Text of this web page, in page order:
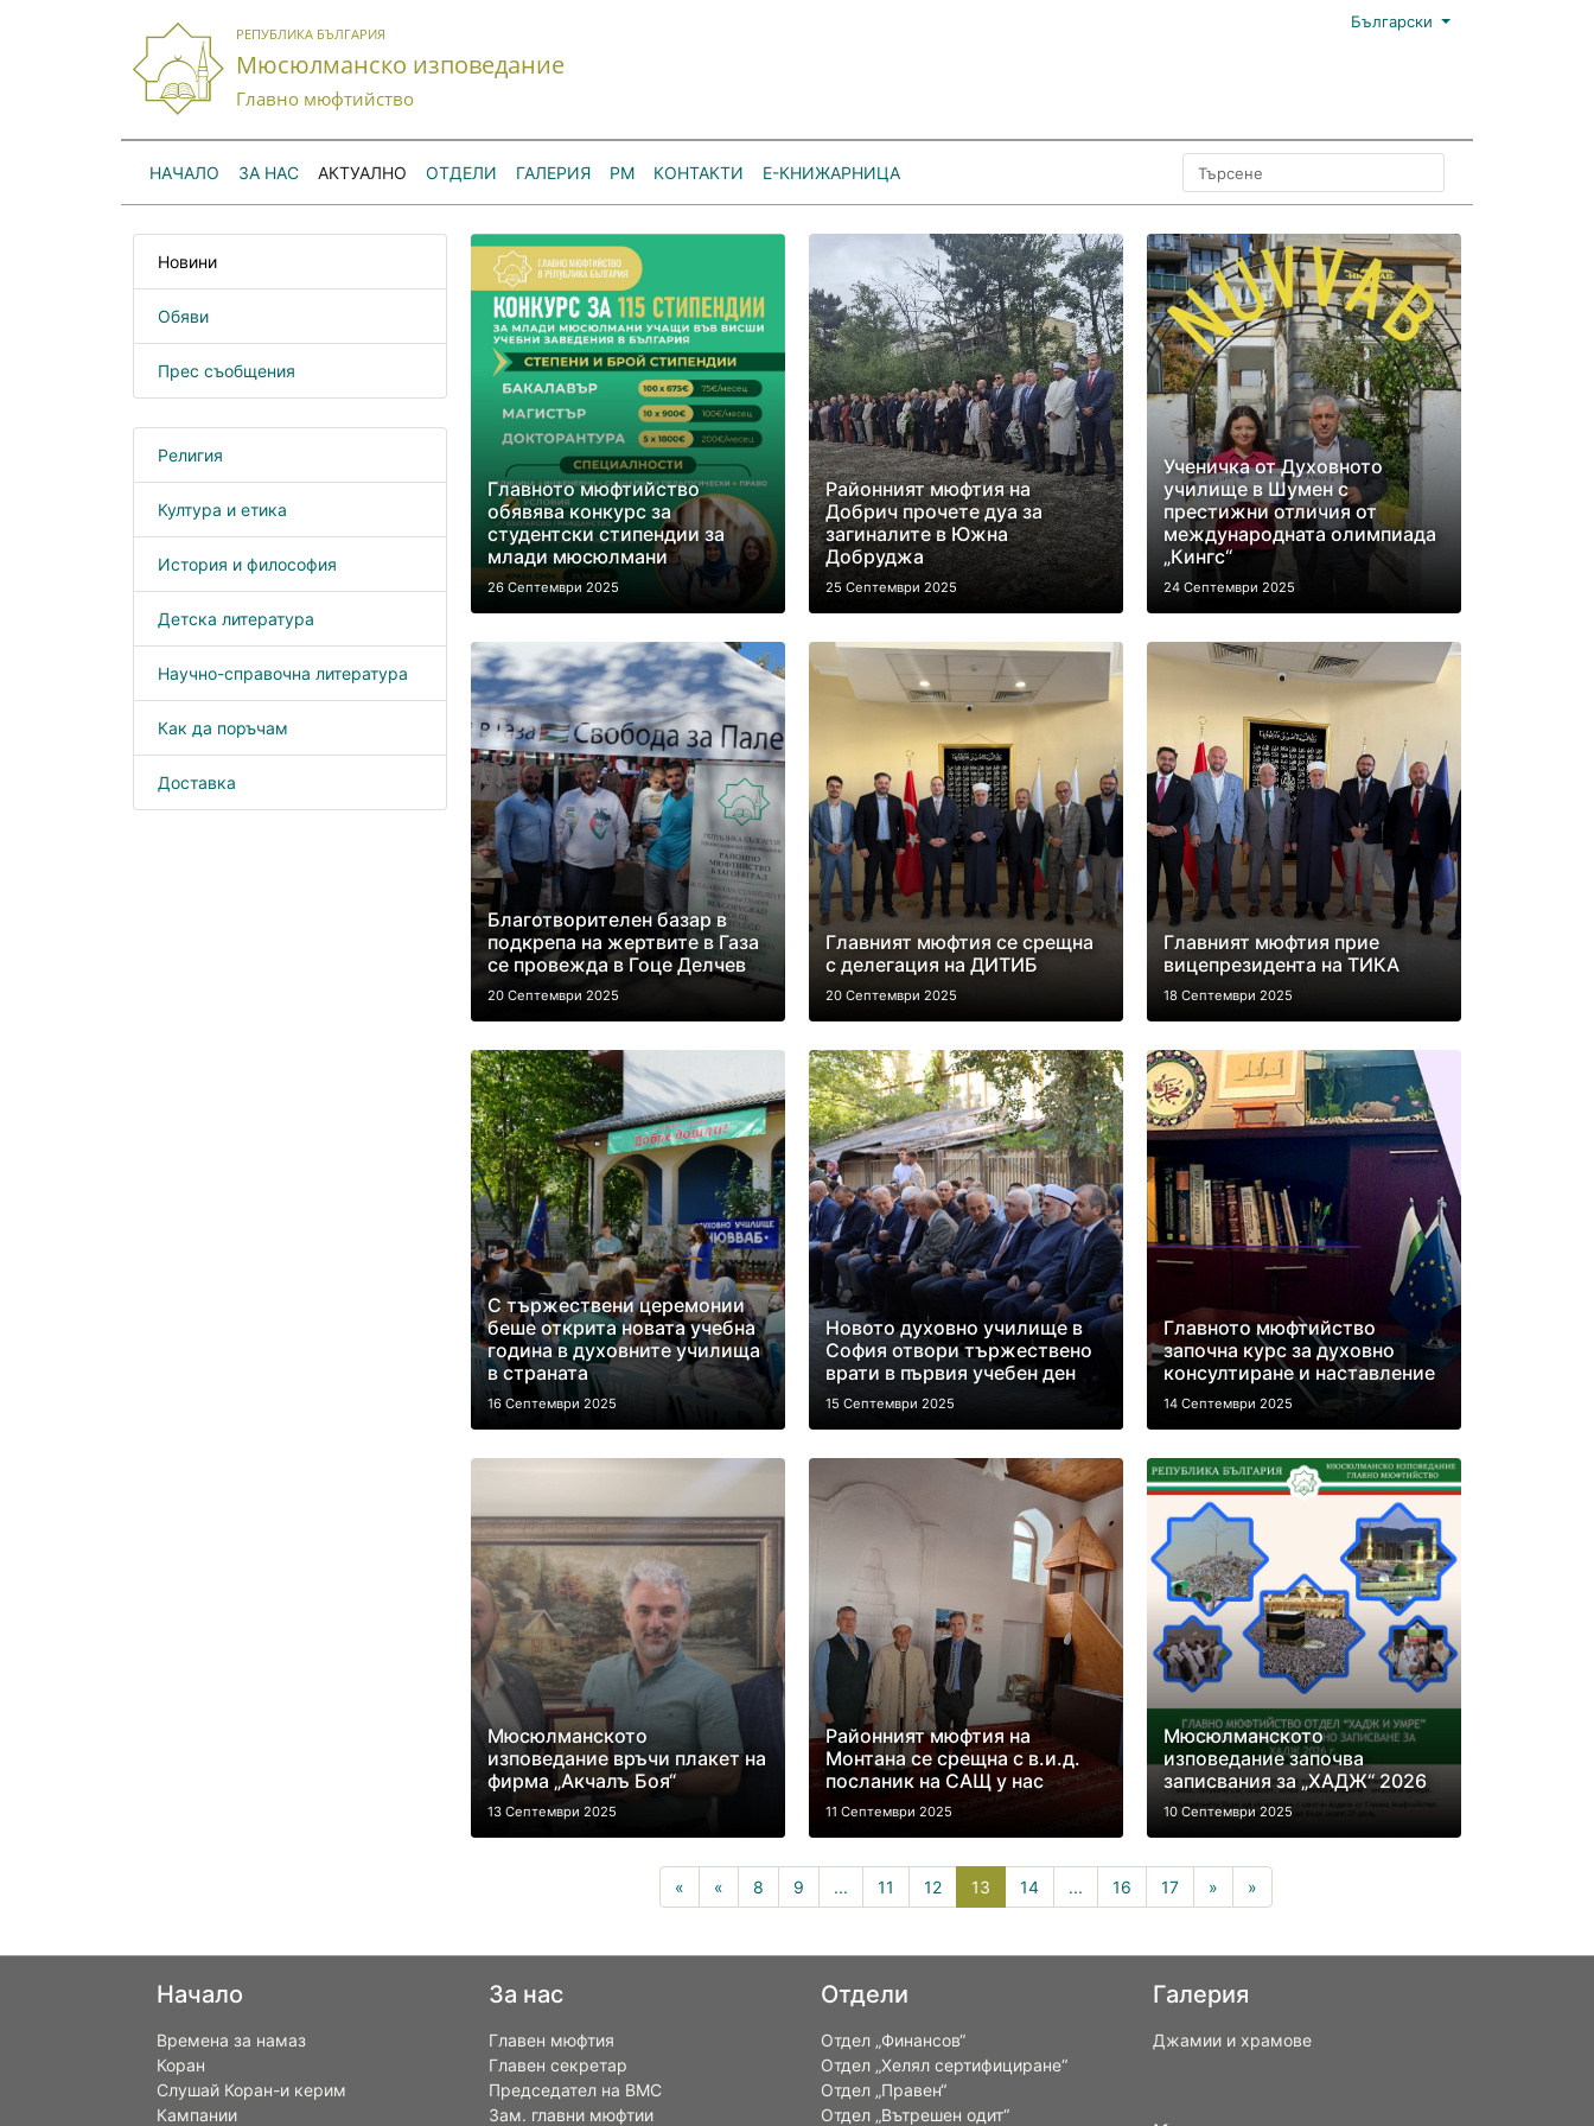
РЕПУБЛИКА БЪЛГАРИЯ
Мюсюлманско изповедание
Главно мюфтийство
Български
НАЧАЛО ЗА НАС АКТУАЛНО ОТДЕЛИ ГАЛЕРИЯ РМ КОНТАКТИ Е-КНИЖАРНИЦА
Новини
Обяви
Прес съобщения
Религия
Култура и етика
История и философия
Детска литература
Научно-справочна литература
Как да поръчам
Доставка
Главното мюфтийство
обявява конкурс за
студентски стипендии за
млади мюсюлмани
26 Септември 2025
Районният мюфтия на
Добрич прочете дуа за
загиналите в Южна
Добруджа
25 Септември 2025
Ученичка от Духовното
училище в Шумен с
престижни отличия от
международната олимпиада
„Кингс“
24 Септември 2025
Благотворителен базар в
подкрепа на жертвите в Газа
се провежда в Гоце Делчев
20 Септември 2025
Главният мюфтия се срещна
с делегация на ДИТИБ
20 Септември 2025
Главният мюфтия прие
вицепрезидента на ТИКА
18 Септември 2025
С тържествени церемонии
беше открита новата учебна
година в духовните училища
в страната
16 Септември 2025
Новото духовно училище в
София отвори тържествено
врати в първия учебен ден
15 Септември 2025
Главното мюфтийство
започна курс за духовно
консултиране и наставление
14 Септември 2025
Мюсюлманското
изповедание връчи плакет на
фирма „Акчалъ Боя“
13 Септември 2025
Районният мюфтия на
Монтана се срещна с в.и.д.
посланик на САЩ у нас
11 Септември 2025
Мюсюлманското
изповедание започва
записвания за „ХАДЖ“ 2026
10 Септември 2025
« « 8 9 ... 11 12 13 13(current)
14 ... 16 17 » »
Начало
Времена за намаз
Коран
Слушай Коран-и керим
Кампании
За нас
Главен мюфтия
Главен секретар
Председател на ВМС
Зам. главни мюфтии
Отдели
Отдел „Финансов“
Отдел „Хелял сертифициране“
Отдел „Правен“
Отдел „Вътрешен одит“
Галерия
Джамии и храмове